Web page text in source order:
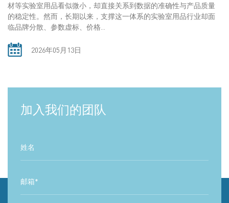
材等实验室用品看似微小，却直接关系到数据的准确性与产品质量
的稳定性。然而，长期以来，支撑这一体系的实验室用品行业却面
临品牌分散、参数虚标、价格...
2026年05月13日
加入我们的团队